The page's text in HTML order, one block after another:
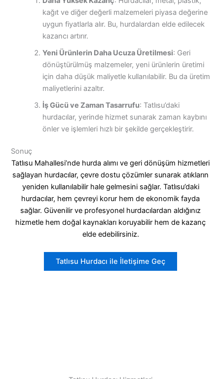
kağıt ve diğer değerli malzemeleri piyasa değerine
uygun fiyatlarla alır. Bu, hurdalardan elde edilecek
kazancı artırır.
Yeni Ürünlerin Daha Ucuza Üretilmesi: Geri
dönüştürülmüş malzemeler, yeni ürünlerin üretimi
için daha düşük maliyetle kullanılabilir. Bu da üretim
maliyetlerini azaltır.
İş Gücü ve Zaman Tasarrufu: Tatlısu’daki
hurdacılar, yerinde hizmet sunarak zaman kaybını
önler ve işlemleri hızlı bir şekilde gerçekleştirir.
Sonuç
Tatlısu Mahallesi’nde hurda alımı ve geri dönüşüm hizmetleri
sağlayan hurdacılar, çevre dostu çözümler sunarak atıkların
yeniden kullanılabilir hale gelmesini sağlar. Tatlısu’daki
hurdacılar, hem çevreyi korur hem de ekonomik fayda
sağlar. Güvenilir ve profesyonel hurdacılardan aldığınız
hizmetle hem doğal kaynakları koruyabilir hem de kazanç
elde edebilirsiniz.
Tatlısu Hurdacı ile İletişime Geç